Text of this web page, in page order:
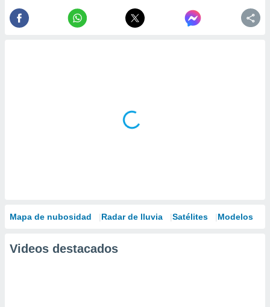
Mapa de nubosidad Radar de lluvia Satélites Modelos
Videos destacados